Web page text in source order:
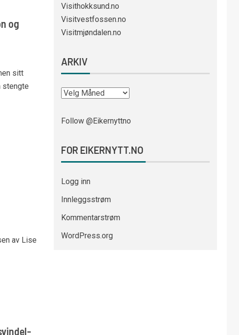
og
sitt
stengte
av Lise
Visithokksund.no
Visitvestfossen.no
Visitmjøndalen.no
ARKIV
Follow @Eikernyttno
FOR EIKERNYTT.NO
Logg inn
Innleggsstrøm
Kommentarstrøm
WordPress.org